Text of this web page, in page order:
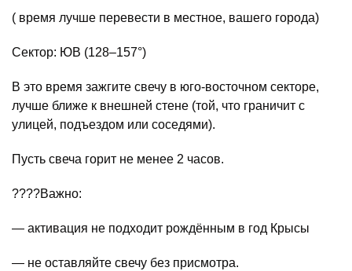
( время лучше перевести в местное, вашего города)
Сектор: ЮВ (128–157°)
В это время зажгите свечу в юго-восточном секторе,
лучше ближе к внешней стене (той, что граничит с
улицей, подъездом или соседями).
Пусть свеча горит не менее 2 часов.
????Важно:
— активация не подходит рождённым в год Крысы
— не оставляйте свечу без присмотра.